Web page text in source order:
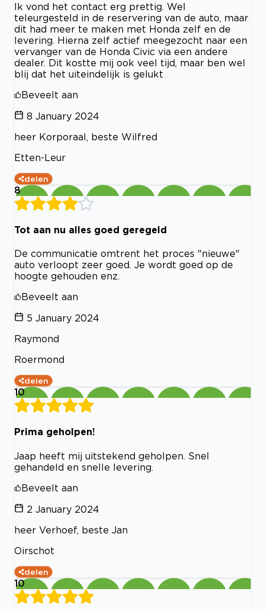
Ik vond het contact erg prettig. Wel
teleurgesteld in de reservering van de auto, maar
dit had meer te maken met Honda zelf en de
levering. Hierna zelf actief meegezocht naar een
vervanger van de Honda Civic via een andere
dealer. Dit kostte mij ook veel tijd, maar ben wel
blij dat het uiteindelijk is gelukt
Beveelt aan
8 January 2024
heer Korporaal, beste Wilfred
Etten-Leur
delen
8
Tot aan nu alles goed geregeld
De communicatie omtrent het proces "nieuwe"
auto verloopt zeer goed. Je wordt goed op de
hoogte gehouden enz.
Beveelt aan
5 January 2024
Raymond
Roermond
delen
10
Prima geholpen!
Jaap heeft mij uitstekend geholpen. Snel
gehandeld en snelle levering.
Beveelt aan
2 January 2024
heer Verhoef, beste Jan
Oirschot
delen
10